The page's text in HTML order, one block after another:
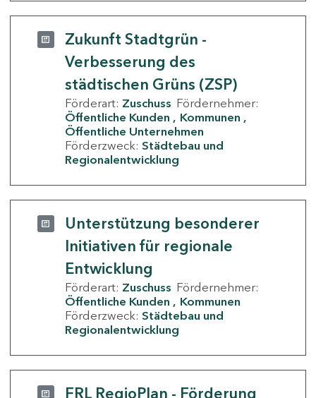
Zukunft Stadtgrün -
Verbesserung des
städtischen Grüns (ZSP)
Förderart: Zuschuss Fördernehmer:
Öffentliche Kunden
Kommunen
Öffentliche Unternehmen
Förderzweck: Städtebau und
Regionalentwicklung
Unterstützung besonderer
Initiativen für regionale
Entwicklung
Förderart: Zuschuss Fördernehmer:
Öffentliche Kunden
Kommunen
Förderzweck: Städtebau und
Regionalentwicklung
FRL RegioPlan - Förderung